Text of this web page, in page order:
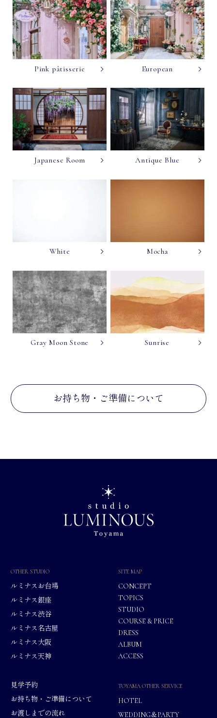
Pink pâtisserie European
Japanese Room Antique Blue
White Mocha
Gray Moon Stone Sunrise
お持ち物・ご準備について
OTHER STUDIO
ルミナスお台場
ルミナス銀座
ルミナス渋谷
ルミナス名古屋
ルミナス大阪
ルミナス天神
SITE MAP
CONCEPT
TOPICS
STUDIO
COURSE & PRICE
DRESS
ALBUM
ACCESS
見学予約
お持ち物・ご準備について
お渡しまでの流れ
TOYAMA OTHER SERVICE
HOTEL
WEDDING＆PARTY